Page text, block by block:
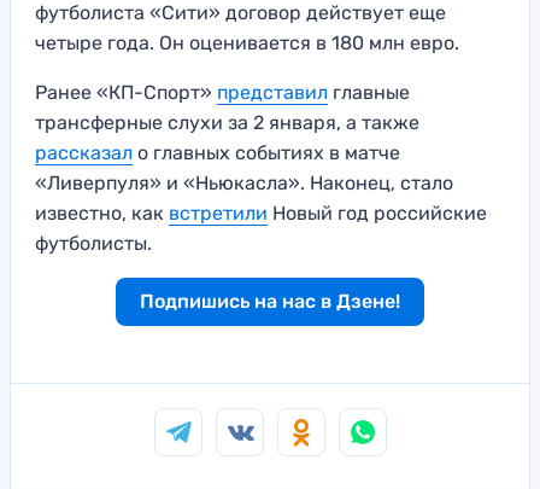
футболиста «Сити» договор действует еще
четыре года. Он оценивается в 180 млн евро.
Ранее «КП-Спорт» представил главные
трансферные слухи за 2 января, а также
рассказал о главных событиях в матче
«Ливерпуля» и «Ньюкасла». Наконец, стало
известно, как встретили Новый год российские
футболисты.
Подпишись на нас в Дзене!